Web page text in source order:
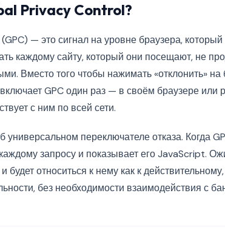
Privacy Control?
— это сигнал на уровне браузера,
каждому сайту, который они посещают, не
Вместо того чтобы нажимать «отклонить»
GPC один раз — в своём браузере
с ним по всей сети.
универсальном переключателе отказа. Когда
запросу и показывает его JavaScript.
и будет относиться к нему как к
без необходимости взаимодействия с